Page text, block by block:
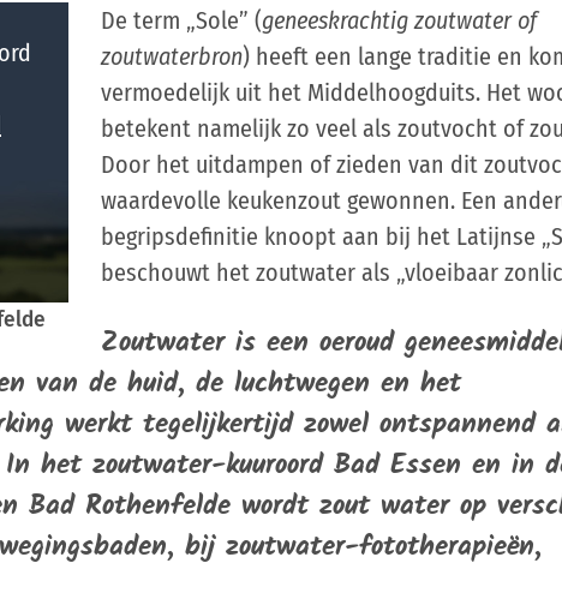
De term „Sole” (geneeskrachtig zoutwater of
zoutwaterbron) heeft een lange traditie en
vermoedelijk uit het Middelhoogduits. Het
betekent namelijk zo veel als zoutvocht of
Door het uitdampen of zieden van dit
waardevolle keukenzout gewonnen. Een
begripsdefinitie knoopt aan bij het Latijnse
beschouwt het zoutwater als „vloeibaar
Zoutwater is een oeroud
van de huid, de luchtwegen en het
werkt tegelijkertijd zowel ontspannend
het zoutwater-kuuroord Bad Essen en in
Bad Rothenfelde wordt zout water op
bij zoutwater-fototherapieën,